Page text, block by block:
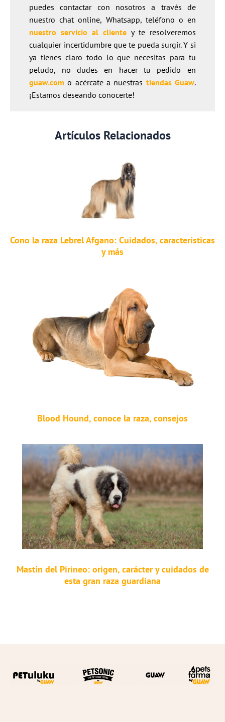
puedes contactar con nosotros a través de
nuestro chat online, Whatsapp, teléfono o en
nuestro servicio al cliente y te resolveremos
cualquier incertidumbre que te pueda surgir. Y si
ya tienes claro todo lo que necesitas para tu
peludo, no dudes en hacer tu pedido en
guaw.com o acércate a nuestras tiendas Guaw.
¡Estamos deseando conocerte!
Artículos Relacionados
Cono la raza Lebrel Afgano: Cuidados, características
y más
Blood Hound, conoce la raza, consejos
Mastín del Pirineo: origen, carácter y cuidados de
esta gran raza guardiana